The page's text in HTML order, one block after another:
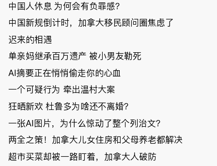
温“丑陋土
豆日”冲击
吉尼斯纪
录；惨！留
骗光2万美
元，还被卷
入跨国刑案
账户遭封！
欠款多出$1
9万；突
发！无辜男
亡；
单；房市崩
盘前兆？加
国租赁市场
中国人休息 为何会有负罪感？
中国新规倒计时，加拿大移民顾问圈焦虑了
迟来的相遇
单亲妈继承百万遗产 被小男友勒死
AI摘要正在悄悄偷走你的心血
一个可疑行为 牵出温村大案
狂晒新欢 杜鲁多为啥还不离婚？
一张AI图片，为什么惊动了整个列治文？
两全之策！加拿大儿女住房和父母养老都解决
超市买菜却被一路盯着，加拿大人破防